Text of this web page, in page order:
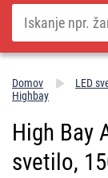
Iskanje
Domov LED
Highbay
High Bay
svetilo,